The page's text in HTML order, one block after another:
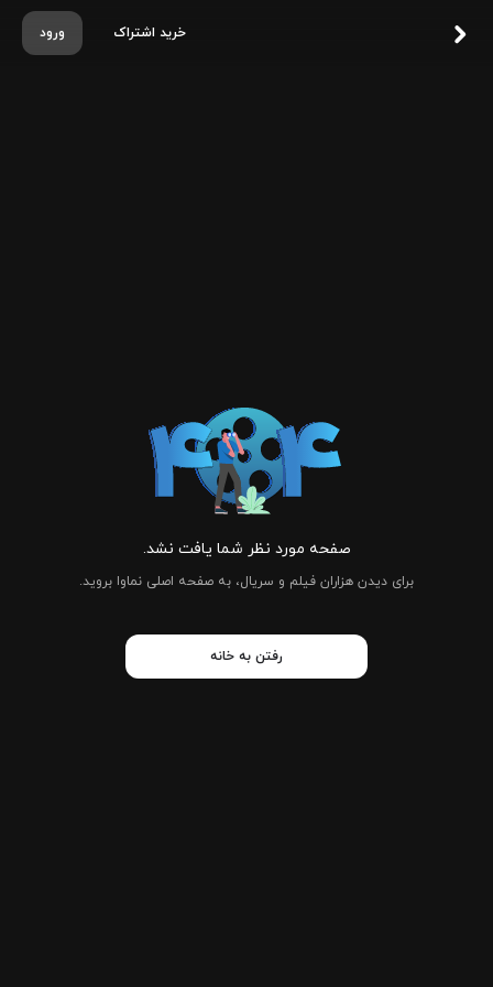
ورود خرید اشتراک
صفحه مورد نظر شما یافت نشد.
برای دیدن هزاران فیلم و سریال، به صفحه اصلی نماوا بروید.
رفتن به خانه